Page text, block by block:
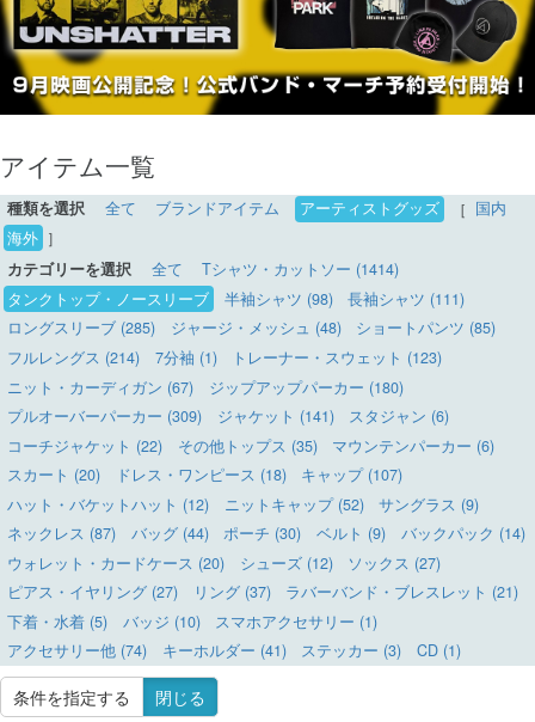
アイテム一覧
種類を選択 全て ブランドアイテム アーティストグッズ ［ 国内
海外 ］
カテゴリーを選択
全て
Tシャツ・カットソー (1414)
タンクトップ・ノースリーブ
半袖シャツ (98)
長袖シャツ (111)
ロングスリーブ (285)
ジャージ・メッシュ (48)
ショートパンツ (85)
フルレングス (214)
7分袖 (1)
トレーナー・スウェット (123)
ニット・カーディガン (67)
ジップアップパーカー (180)
プルオーバーパーカー (309)
ジャケット (141)
スタジャン (6)
コーチジャケット (22)
その他トップス (35)
マウンテンパーカー (6)
スカート (20)
ドレス・ワンピース (18)
キャップ (107)
ハット・バケットハット (12)
ニットキャップ (52)
サングラス (9)
ネックレス (87)
バッグ (44) ポーチ (30) ベルト (9)
バックパック (14)
ウォレット・カードケース (20)
シューズ (12)
ソックス (27)
ピアス・イヤリング (27)
リング (37)
ラバーバンド・ブレスレット (21)
下着・水着 (5)
バッジ (10)
スマホアクセサリー (1)
アクセサリー他 (74)
キーホルダー (41) ステッカー (3) CD (1)
条件を指定する 閉じる